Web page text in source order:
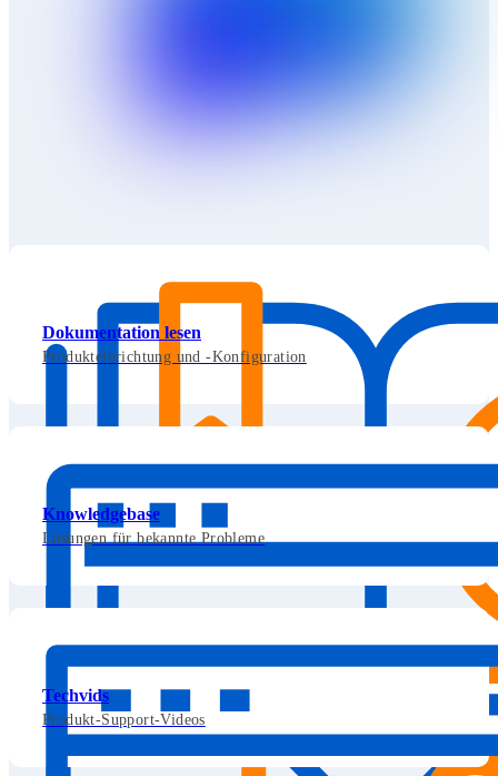
Dokumentation lesen
Produkteinrichtung und -Konfiguration
Knowledgebase
Lösungen für bekannte Probleme
Techvids
Produkt-Support-Videos